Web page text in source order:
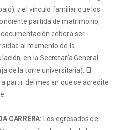
y el vínculo familiar que los
partida de matrimonio,
deberá ser
al momento de la
en la Secretaría General
de la torre universitaria). El
partir del mes en que se acredite
CARRERA: Los egresados de